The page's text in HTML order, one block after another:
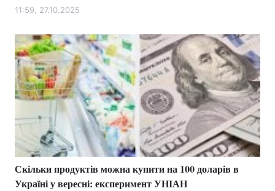
11:59, 27.10.2025
Скільки продуктів можна купити на 100 доларів в
Україні у вересні: експеримент УНІАН